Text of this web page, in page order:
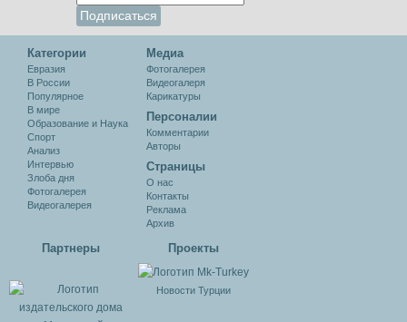
Категории
Евразия
В России
Популярное
В мире
Образование и Наука
Спорт
Анализ
Интервью
Злоба дня
Фотогалерея
Видеогалерея
Медиа
Фотогалерея
Видеогалеря
Карикатуры
Персоналии
Комментарии
Авторы
Cтраницы
О нас
Контакты
Реклама
Архив
Партнеры Проекты
Новости Турции